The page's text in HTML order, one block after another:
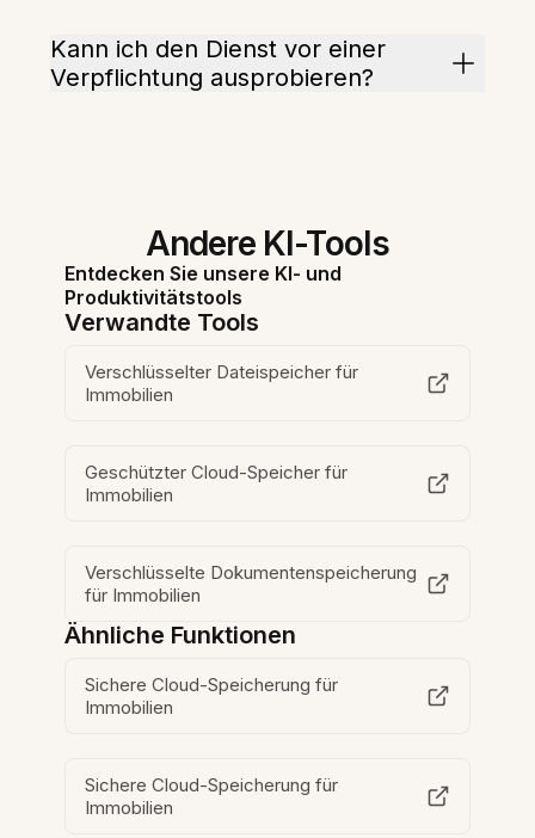
Kann ich den Dienst vor einer
Verpflichtung ausprobieren?
Andere KI-Tools
Entdecken Sie unsere KI- und
Produktivitätstools
Verwandte Tools
Verschlüsselter Dateispeicher für
Immobilien
Geschützter Cloud-Speicher für
Immobilien
Verschlüsselte Dokumentenspeicherung
für Immobilien
Ähnliche Funktionen
Sichere Cloud-Speicherung für
Immobilien
Sichere Cloud-Speicherung für
Immobilien